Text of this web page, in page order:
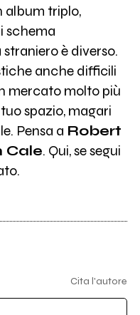
album triplo,
schema
è diverso.
anche difficili
mercato molto più
spazio, magari
Pensa a Robert
Cale. Qui, se segui
Cita l'autore